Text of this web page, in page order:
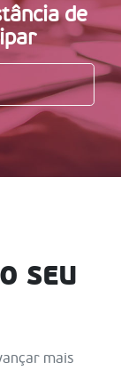
de
SEU
mais